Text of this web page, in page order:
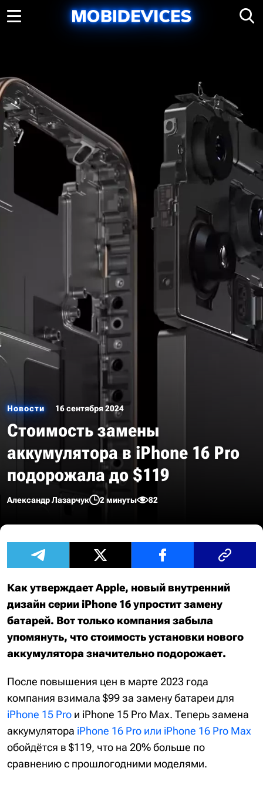
Новости 16 сентября 2024
Стоимость замены
аккумулятора в iPhone 16 Pro
подорожала до $119
Александр Лазарчук 2 минуты 82
Как утверждает Apple, новый внутренний
дизайн серии iPhone 16 упростит замену
батарей. Вот только компания забыла
упомянуть, что стоимость установки нового
аккумулятора значительно подорожает.
После повышения цен в марте 2023 года
компания взимала $99 за замену батареи для
iPhone 15 Pro и iPhone 15 Pro Max. Теперь замена
аккумулятора iPhone 16 Pro или iPhone 16 Pro Max
обойдётся в $119, что на 20% больше по
сравнению с прошлогодними моделями.